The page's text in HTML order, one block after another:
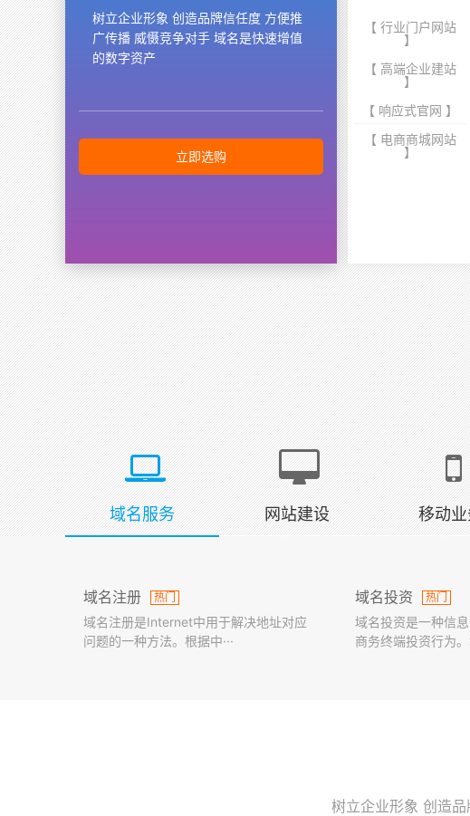
树立企业形象 创造品牌信任度 方便推
广传播 威慑竞争对手 域名是快速增值
的数字资产
立即选购
【 行业门户网站
】
【 高端企业建站
】
【 响应式官网 】
【 电商商城网站
】
域名服务 网站建设 移动
域名注册 热门
域名注册是Internet中用于解决地址对应
问题的一种方法。根据中···
域名投资 热门
域名投资是一种信
商务终端投资行为。
树立企业形象 创造